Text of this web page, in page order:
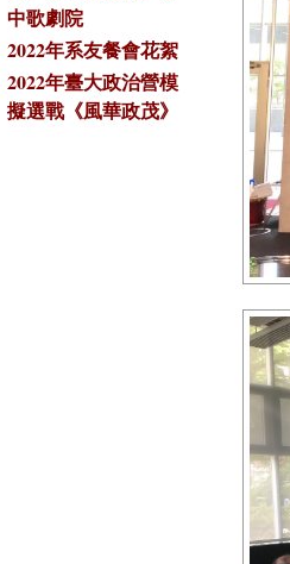
中歌劇院
2022年系友餐會花絮
2022年臺大政治營模
擬選戰《風華政茂》